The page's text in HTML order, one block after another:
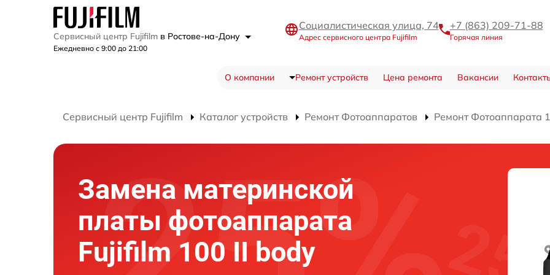
Сервисный центр Fujifilm в Ростове-на-Дону
Ежедневно с 9:00 до 21:00
Социалистическая улица, 74
Адрес сервисного центра Fujifilm
+7 (863) 209-71-88
Горячая линия
О компании Ремонт устройств Цена ремонта Вакансии
Сервисный центр Fujifilm Каталог устройств Ремонт Фотоаппаратов Ремонт Фотоаппарата
Замена материнской
платы фотоаппарата
Fujifilm 100 II body